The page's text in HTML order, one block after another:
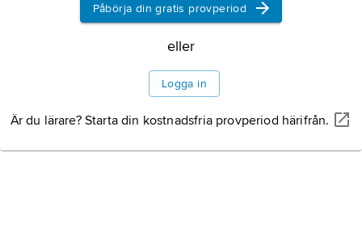
Påbörja din gratis provperiod
eller
Logga in
Är du lärare? Starta din kostnadsfria provperiod härifrån.